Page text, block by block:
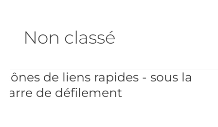
Non classé
Icônes de liens rapides - sous la
barre de défilement
Icônes
liens